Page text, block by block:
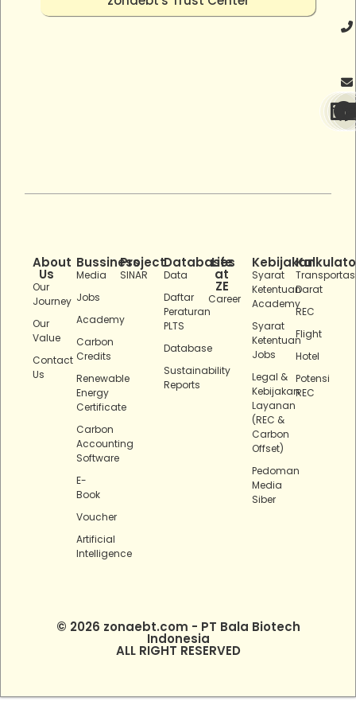
About
Us
Our
Journey
Our
Value
Contact
Us
Bussiness
Media
Jobs
Academy
Carbon
Credits
Renewable
Energy
Certificate
Carbon
Accounting
Software
E-
Book
Voucher
Artificial
Intelligence
Project
SINAR
Databases
Data
Daftar
Peraturan
PLTS
Database
Sustainability
Reports
Life
at
ZE
Career
Kebijakan
Syarat
Ketentuan
Academy
Syarat
Ketentuan
Jobs
Legal &
Kebijakan
Layanan
(REC &
Carbon
Offset)
Pedoman
Media
Siber
Darat
REC
Flight
Hotel
Potensi
REC
© 2026 zonaebt.com - PT Bala Biotech
Indonesia
ALL RIGHT RESERVED